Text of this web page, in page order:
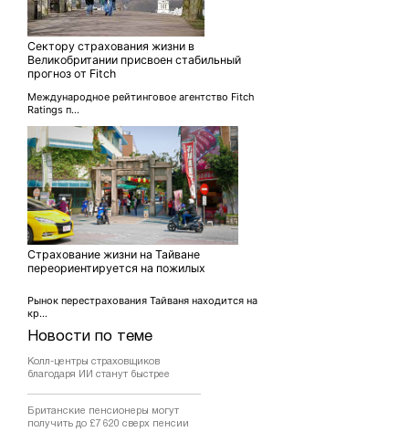
Новости по теме
Колл-центры страховщиков
благодаря ИИ станут быстрее
Британские пенсионеры могут
получить до £7 620 сверх пенсии
Сектору страхования жизни в
Великобритании присвоен стабильный
прогноз от Fitch
Международное рейтинговое агентство Fitch
Ratings п...
Страхование жизни на Тайване
переориентируется на пожилых
Рынок перестрахования Тайваня находится на
кр...